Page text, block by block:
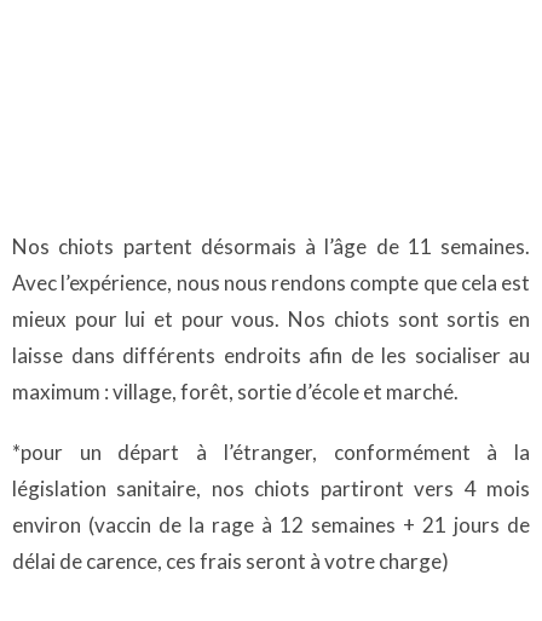
Nos chiots partent désormais à l’âge de 11 semaines.
Avec l’expérience, nous nous rendons compte que cela est
mieux pour lui et pour vous. Nos chiots sont sortis en
laisse dans différents endroits afin de les socialiser au
maximum : village, forêt, sortie d’école et marché.
*pour un départ à l’étranger, conformément à la
législation sanitaire, nos chiots partiront vers 4 mois
environ (vaccin de la rage à 12 semaines + 21 jours de
délai de carence, ces frais seront à votre charge)